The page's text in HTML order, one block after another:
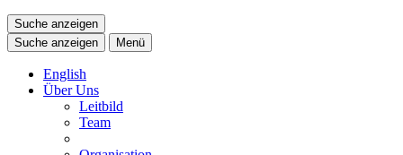
Suche anzeigen
Suche anzeigen
Menü
English
Über Uns
Leitbild
Team